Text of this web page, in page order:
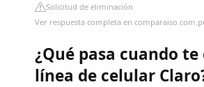
Solicitud de eliminación
Ver respuesta completa en
¿Qué pasa cuando
línea de celular